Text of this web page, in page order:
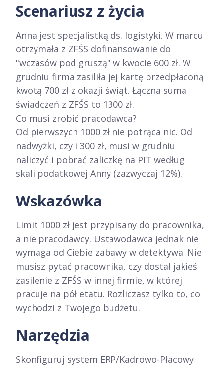
Scenariusz z życia
Anna jest specjalistką ds. logistyki. W marcu
otrzymała z ZFŚS dofinansowanie do
"wczasów pod gruszą" w kwocie 600 zł. W
grudniu firma zasiliła jej kartę przedpłaconą
kwotą 700 zł z okazji świąt. Łączna suma
świadczeń z ZFŚS to 1300 zł.
Co musi zrobić pracodawca?
Od pierwszych 1000 zł nie potrąca nic. Od
nadwyżki, czyli 300 zł, musi w grudniu
naliczyć i pobrać zaliczkę na PIT według
skali podatkowej Anny (zazwyczaj 12%).
Wskazówka
Limit 1000 zł jest przypisany do pracownika,
a nie pracodawcy. Ustawodawca jednak nie
wymaga od Ciebie zabawy w detektywa. Nie
musisz pytać pracownika, czy dostał jakieś
zasilenie z ZFŚS w innej firmie, w której
pracuje na pół etatu. Rozliczasz tylko to, co
wychodzi z Twojego budżetu.
Narzędzia
Skonfiguruj system ERP/Kadrowo-Płacowy